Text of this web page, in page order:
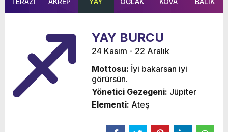
YAY BURCU
24 Kasım - 22 Aralık
Mottosu: İyi bakarsan iyi
görürsün.
Yönetici Gezegeni: Jüpiter
Elementi: Ateş